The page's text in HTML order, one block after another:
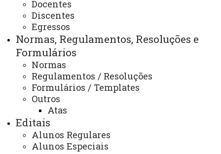
Docentes
Discentes
Egressos
Normas, Regulamentos, Resoluções e
Formulários
Normas
Regulamentos / Resoluções
Formulários / Templates
Outros
Atas
Editais
Alunos Regulares
Alunos Especiais
caracterizado por atividade de pesquisa, realizado
com o acompanhamento de um professor doutor
efetivo da Unioeste credenciado a um Programa de
Pós-Graduação stricto sensu na categoria
permanente ou colaborador.
O estágio de pós-doutorado ofertado pela Unioeste
visa atualização e qualificação de pesquisadores -
doutores por meio da realização de atividades de
pesquisa supervisionadas.